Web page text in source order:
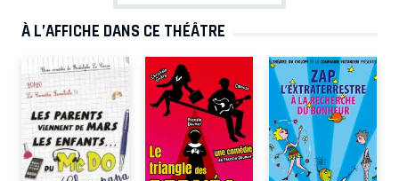
À L’AFFICHE DANS CE THÉÂTRE